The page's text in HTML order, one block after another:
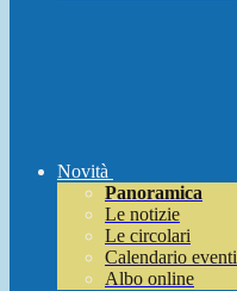
Novità
Panoramica
Le notizie
Le circolari
Calendario eventi
Albo online